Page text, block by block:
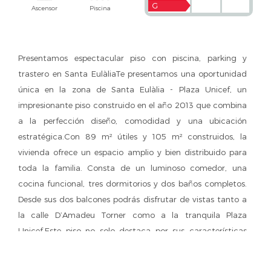
Ascensor Piscina
G
Presentamos espectacular piso con piscina, parking y
trastero en Santa EulàliaTe presentamos una oportunidad
única en la zona de Santa Eulàlia - Plaza Unicef, un
impresionante piso construido en el año 2013 que combina
a la perfección diseño, comodidad y una ubicación
estratégica.Con 89 m² útiles y 105 m² construidos, la
vivienda ofrece un espacio amplio y bien distribuido para
toda la familia. Consta de un luminoso comedor, una
cocina funcional, tres dormitorios y dos baños completos.
Desde sus dos balcones podrás disfrutar de vistas tanto a
la calle D’Amadeu Torner como a la tranquila Plaza
Unicef.Este piso no solo destaca por sus características